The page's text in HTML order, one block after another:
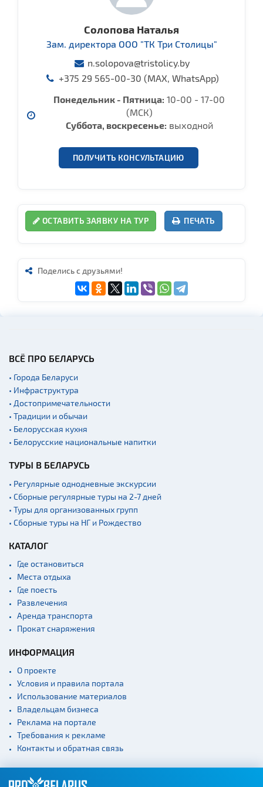
Солопова Наталья
Зам. директора ООО "ТК Три Столицы"
n.solopova@tristolicy.by
+375 29 565-00-30 (MAX, WhatsApp)
Понедельник - Пятница: 10-00 - 17-00
(МСК)
Cуббота, воcкресенье: выходной
ПОЛУЧИТЬ КОНСУЛЬТАЦИЮ
ОСТАВИТЬ ЗАЯВКУ НА ТУР ПЕЧАТЬ
Поделись с друзьями!
ВСЁ ПРО БЕЛАРУСЬ
• Города Беларуси
• Инфраструктура
• Достопримечательности
• Традиции и обычаи
• Белорусская кухня
• Белорусские национальные напитки
ТУРЫ В БЕЛАРУСЬ
• Регулярные однодневные экскурсии
• Сборные регулярные туры на 2-7 дней
• Туры для организованных групп
• Сборные туры на НГ и Рождество
КАТАЛОГ
Где остановиться
Места отдыха
Где поесть
Развлечения
Аренда транспорта
Прокат снаряжения
ИНФОРМАЦИЯ
О проекте
Условия и правила портала
Использование материалов
Владельцам бизнеса
Реклама на портале
Требования к рекламе
Контакты и обратная связь